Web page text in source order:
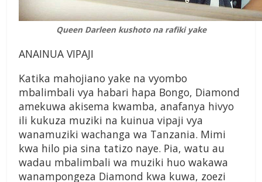
Queen Darleen kushoto na rafiki yake
ANAINUA VIPAJI
Katika mahojiano yake na vyombo
mbalimbali vya habari hapa Bongo, Diamond
amekuwa akisema kwamba, anafanya hivyo
ili kukuza muziki na kuinua vipaji vya
wanamuziki wachanga wa Tanzania. Mimi
kwa hilo pia sina tatizo naye. Pia, watu au
wadau mbalimbali wa muziki huo wakawa
wanampongeza Diamond kwa kuwa, zoezi